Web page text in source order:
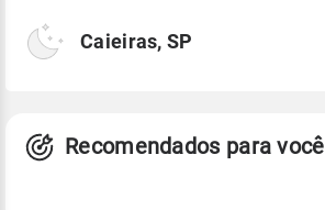
Caieiras, SP
Recomendados para você